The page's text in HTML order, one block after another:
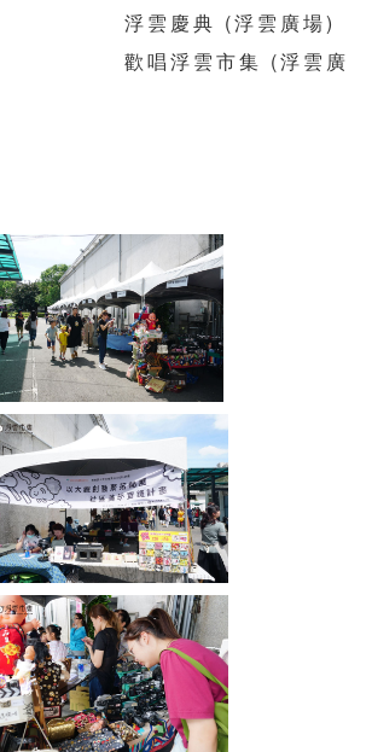
雲慶典 (浮雲廣場)
唱浮雲市集 (浮雲廣